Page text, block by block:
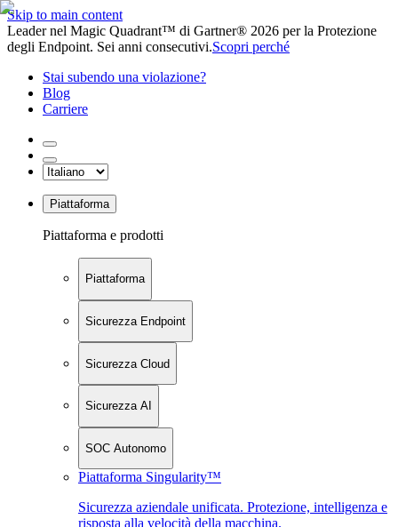
Skip to main content
Leader nel Magic Quadrant™ di Gartner® 2026 per la Protezione
degli Endpoint. Sei anni consecutivi.Scopri perché
Stai subendo una violazione?
Blog
Carriere
Piattaforma
Piattaforma e prodotti
Piattaforma
Sicurezza Endpoint
Sicurezza Cloud
Sicurezza AI
SOC Autonomo
Piattaforma Singularity™
Sicurezza aziendale unificata. Protezione, intelligenza e
risposta alla velocità della macchina.